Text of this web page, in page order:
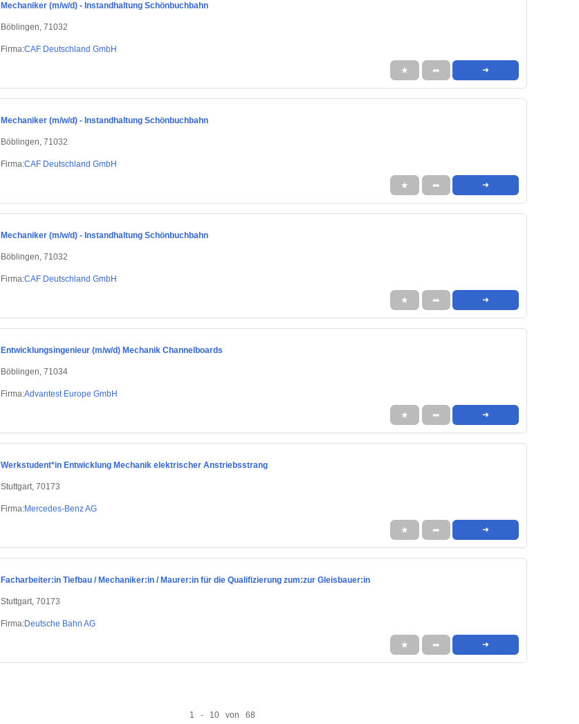
Mechaniker (m/w/d) - Instandhaltung Schönbuchbahn
Böblingen, 71032
Firma:CAF Deutschland GmbH
★ ➦ ➜
Mechaniker (m/w/d) - Instandhaltung Schönbuchbahn
Böblingen, 71032
Firma:CAF Deutschland GmbH
★ ➦ ➜
Mechaniker (m/w/d) - Instandhaltung Schönbuchbahn
Böblingen, 71032
Firma:CAF Deutschland GmbH
★ ➦ ➜
Entwicklungsingenieur (m/w/d) Mechanik Channelboards
Böblingen, 71034
Firma:Advantest Europe GmbH
★ ➦ ➜
Werkstudent*in Entwicklung Mechanik elektrischer Anstriebsstrang
Stuttgart, 70173
Firma:Mercedes-Benz AG
★ ➦ ➜
Facharbeiter:in Tiefbau / Mechaniker:in / Maurer:in für die Qualifizierung zum:zur Gleisbauer:in
Stuttgart, 70173
Firma:Deutsche Bahn AG
★ ➦ ➜
1 - 10 von 68